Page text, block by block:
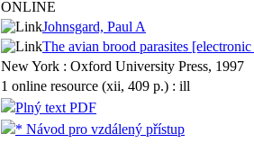
ONLINE
Johnsgard, Paul A
The avian brood parasites
New York : Oxford University Press, 1997
1 online resource (xii, 409 p.) : ill
Plný text PDF
* Návod pro vzdálený přístup